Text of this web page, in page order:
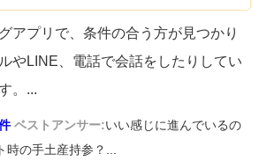
アプリで、条件の合う方が見つかり
やLINE、電話で会話をしたりしてい
。 ...
ベストアンサー:いい感じに進んでいるの
時の手土産持参？...